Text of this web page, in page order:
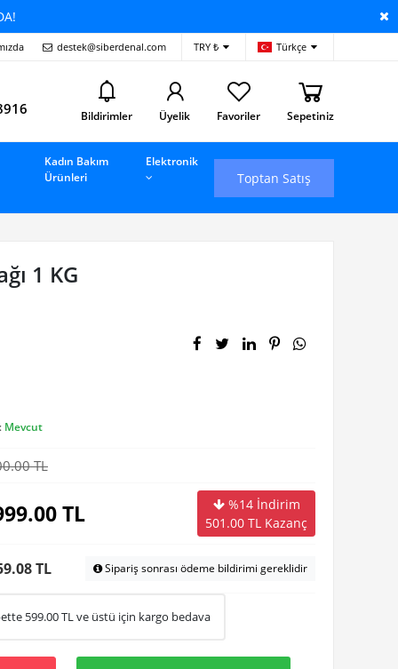
destek@siberdenal.com TRY ₺ Türkçe
Bildirimler Üyelik Favoriler Sepetiniz
Kadın Bakım
Ürünleri
Elektronik
Toptan Satış
1 KG
Mevcut
TL
TL
%14 İndirim
501.00 TL Kazanç
TL Sipariş sonrası ödeme bildirimi gereklidir
599.00TL ve üstü için kargo bedava